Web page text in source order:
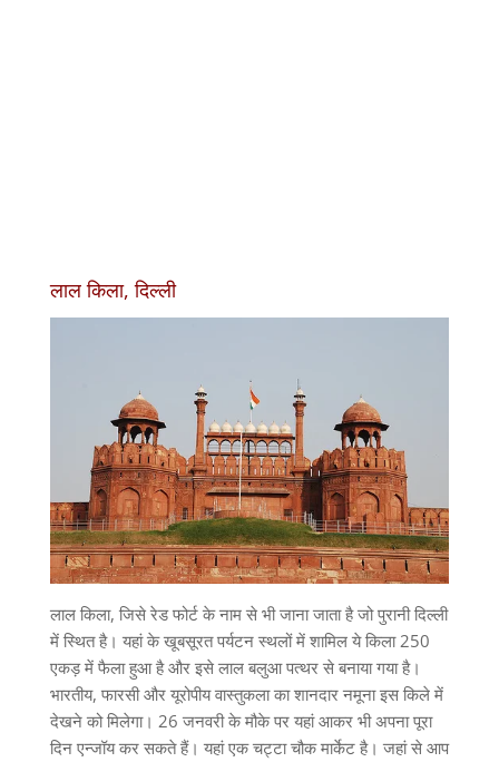
लाल किला, दिल्ली
लाल किला, जिसे रेड फोर्ट के नाम से भी जाना जाता है जो पुरानी दिल्ली
में स्थित है। यहां के खूबसूरत पर्यटन स्थलों में शामिल ये किला 250
एकड़ में फैला हुआ है और इसे लाल बलुआ पत्थर से बनाया गया है।
भारतीय, फारसी और यूरोपीय वास्तुकला का शानदार नमूना इस किले में
देखने को मिलेगा। 26 जनवरी के मौके पर यहां आकर भी अपना पूरा
दिन एन्जॉय कर सकते हैं। यहां एक चट्टा चौक मार्केट है। जहां से आप